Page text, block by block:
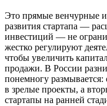
Это прямые венчурные
развития стартапа —
инвестиций — не
жестко регулируют
чтобы увеличить
продажи. В России
понемногу размывается:
в зрелые проекты, а
стартапы на ранней